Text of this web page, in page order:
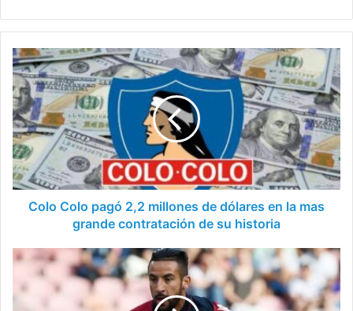
Colo
Colo
pagó
2,2
millones
de
dólares
en
la
mas
de
historia
Colo Colo pagó 2,2 millones de dólares en la mas
grande contratación de su historia
Solo
esto
para